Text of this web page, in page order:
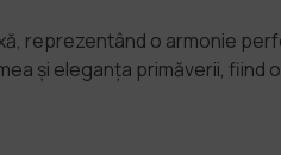
reprezentând o armonie
și eleganța primăverii,